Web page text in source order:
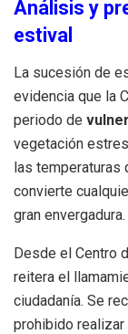
Análisis y
estival
La sucesión de
evidencia que la
periodo de
vegetación
las temperaturas
convierte
gran envergadura.
Desde el Centro
reitera el
ciudadanía. Se
prohibido realizar